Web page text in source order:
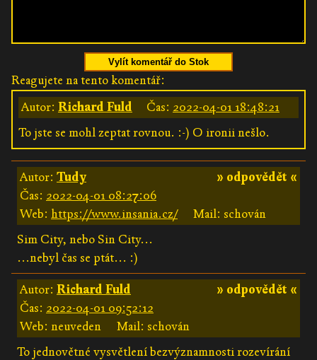
Vylít komentář do Stok
Reagujete na tento komentář:
Autor: Richard Fuld Čas: 2022-04-01 18:48:21
To jste se mohl zeptat rovnou. :-) O ironii nešlo.
» odpovědět «
Autor: Tudy
Čas: 2022-04-01 08:27:06
Web: https://www.insania.cz/
Mail: schován
Sim City, nebo Sin City...
...nebyl čas se ptát... :)
» odpovědět «
Autor: Richard Fuld
Čas: 2022-04-01 09:52:12
Web: neuveden
Mail: schován
To jednovětné vysvětlení bezvýznamnosti rozevírání